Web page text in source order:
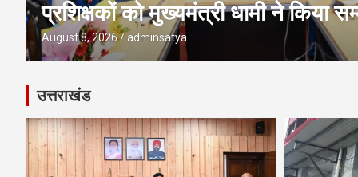
पर ध्वस्तीकरण; मसूरी मार्ग पर निर्माण
August 8, 2026 adminsatya
उत्तराखंड